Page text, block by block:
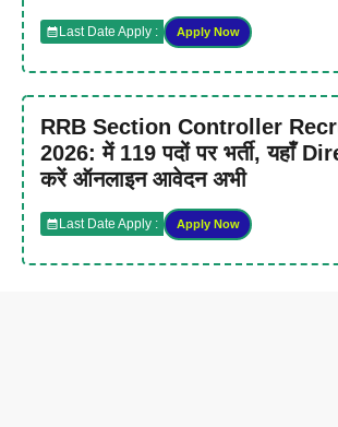
Last Date Apply : Apply Now
RRB Section Controller
2026: में 119 पदों पर भर्ती, यहाँ
करें ऑनलाइन आवेदन अभी
Last Date Apply : Apply Now